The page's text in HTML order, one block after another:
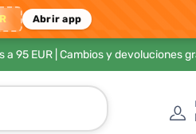
Abrir app
a 95 EUR| Cambios y devoluciones